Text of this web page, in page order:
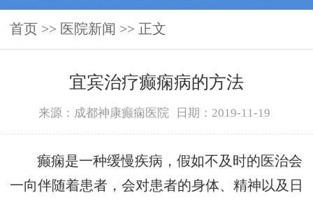
断
首页 >> 医院新闻 >> 正文
宜宾治疗癫痫病的方法
来源：成都神康癫痫医院 日期：2019-11-19
癫痫是一种缓慢疾病，假如不及时的医治会
一向伴随着患者，会对患者的身体、精神以及日